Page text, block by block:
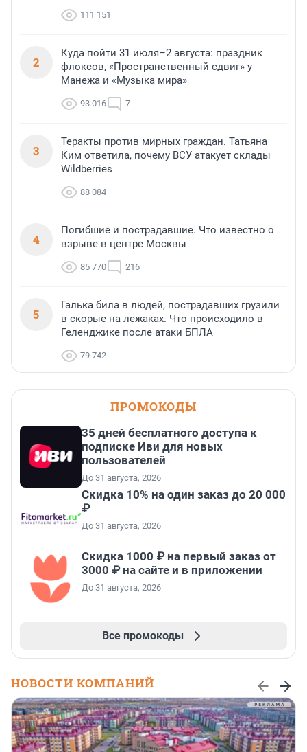
111 151
2
Куда пойти 31 июля–2 августа: праздник
флоксов, «Пространственный сдвиг» у
Манежа и «Музыка мира»
93 016 7
3
Теракты против мирных граждан. Татьяна
Ким ответила, почему ВСУ атакует склады
Wildberries
88 084
4
Погибшие и пострадавшие. Что известно о
взрыве в центре Москвы
85 770 216
5
Галька била в людей, пострадавших грузили
в скорые на лежаках. Что происходило в
Геленджике после атаки БПЛА
79 742
ПРОМОКОДЫ
35 дней бесплатного доступа к
подписке Иви для новых
пользователей
До 31 августа, 2026
Скидка 10% на один заказ до 20 000
₽
До 31 августа, 2026
Скидка 1000 ₽ на первый заказ от
3000 ₽ на сайте и в приложении
До 31 августа, 2026
Все промокоды
НОВОСТИ КОМПАНИЙ